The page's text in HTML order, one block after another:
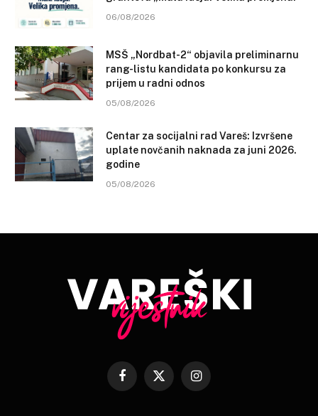
06/08/2026
MSŠ „Nordbat-2“ objavila preliminarnu
rang-listu kandidata po konkursu za
prijem u radni odnos
05/08/2026
Centar za socijalni rad Vareš: Izvršene
uplate novčanih naknada za juni 2026.
godine
05/08/2026
Facebook
X
Instagram